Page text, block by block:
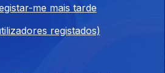
faz parte de Humor
me mais tarde
registados)